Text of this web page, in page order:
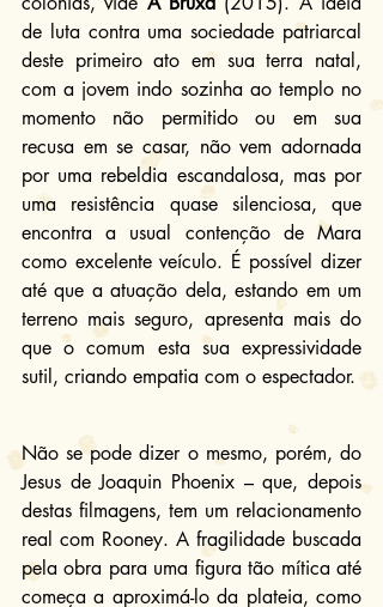
de luta contra uma sociedade patriarcal
deste primeiro ato em sua terra natal,
com a jovem indo sozinha ao templo no
momento não permitido ou em sua
recusa em se casar, não vem adornada
por uma rebeldia escandalosa, mas por
uma resistência quase silenciosa, que
encontra a usual contenção de Mara
como excelente veículo. É possível dizer
até que a atuação dela, estando em um
terreno mais seguro, apresenta mais do
que o comum esta sua expressividade
sutil, criando empatia com o espectador.
Não se pode dizer o mesmo, porém, do
Jesus de Joaquin Phoenix – que, depois
destas filmagens, tem um relacionamento
real com Rooney. A fragilidade buscada
pela obra para uma figura tão mítica até
começa a aproximá-lo da plateia, como